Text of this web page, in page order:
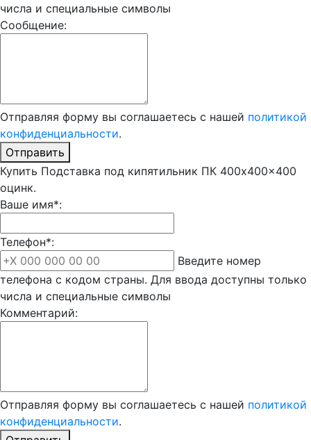
числа и специальные символы
Сообщение:
Отправляя форму вы соглашаетесь с нашей политикой
конфиденциальности.
Отправить
Купить Подставка под кипятильник ПК 400x400x400
оцинк.
Ваше имя*:
Телефон*:
Введите номер
телефона с кодом страны. Для ввода доступны только
числа и специальные символы
Комментарий:
Отправляя форму вы соглашаетесь с нашей политикой
конфиденциальности.